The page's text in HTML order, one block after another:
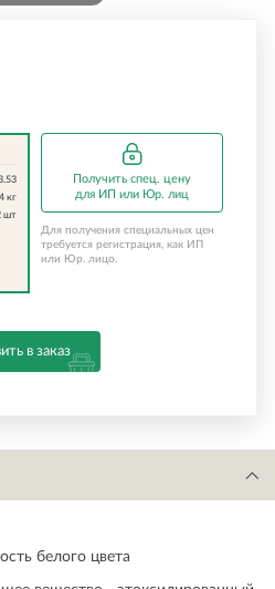
кг
шт
Получить спец. цену
для ИП или Юр. лиц
Для получения специальных цен
требуется регистрация, как ИП
или Юр. лицо.
в заказ
белого цвета